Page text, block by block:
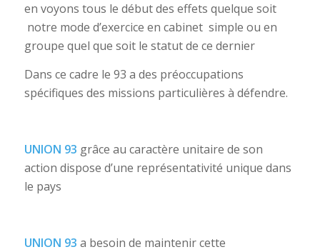
en voyons tous le début des effets quelque soit
notre mode d’exercice en cabinet simple ou en
groupe quel que soit le statut de ce dernier
Dans ce cadre le 93 a des préoccupations
spécifiques des missions particulières à défendre.
UNION 93 grâce au caractère unitaire de son
action dispose d’une représentativité unique dans
le pays
UNION 93 a besoin de maintenir cette